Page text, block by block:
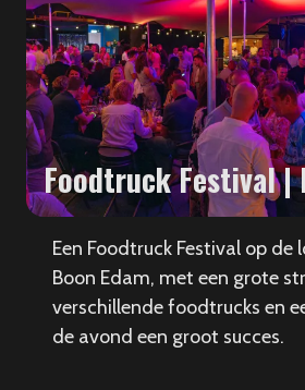
Foodtruck Festival |
Een Foodtruck Festival op de
Boon Edam, met een grote
verschillende foodtrucks en
de avond een groot succes.